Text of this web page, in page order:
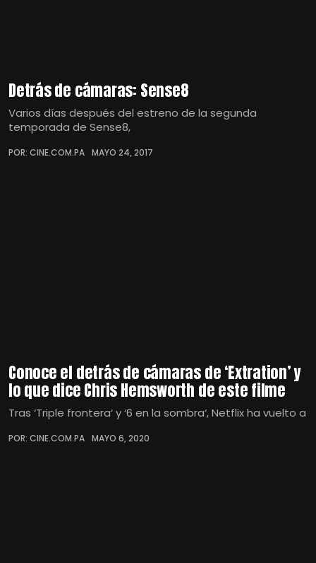
Detrás de cámaras: Sense8
Varios días después del estreno de la segunda
temporada de Sense8,
POR: CINE.COM.PA MAYO 24, 2017
Conoce el detrás de cámaras de ‘Extration’ y
lo que dice Chris Hemsworth de este filme
Tras ‘Triple frontera‘ y ‘6 en la sombra‘, Netflix ha vuelto a
POR: CINE.COM.PA MAYO 6, 2020